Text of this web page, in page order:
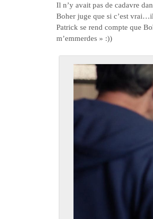
Il n’y avait pas de cadavre
Boher juge que si c’est
Patrick se rend compte que
m’emmerdes » :))